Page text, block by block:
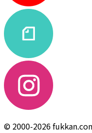
© 2000-2026